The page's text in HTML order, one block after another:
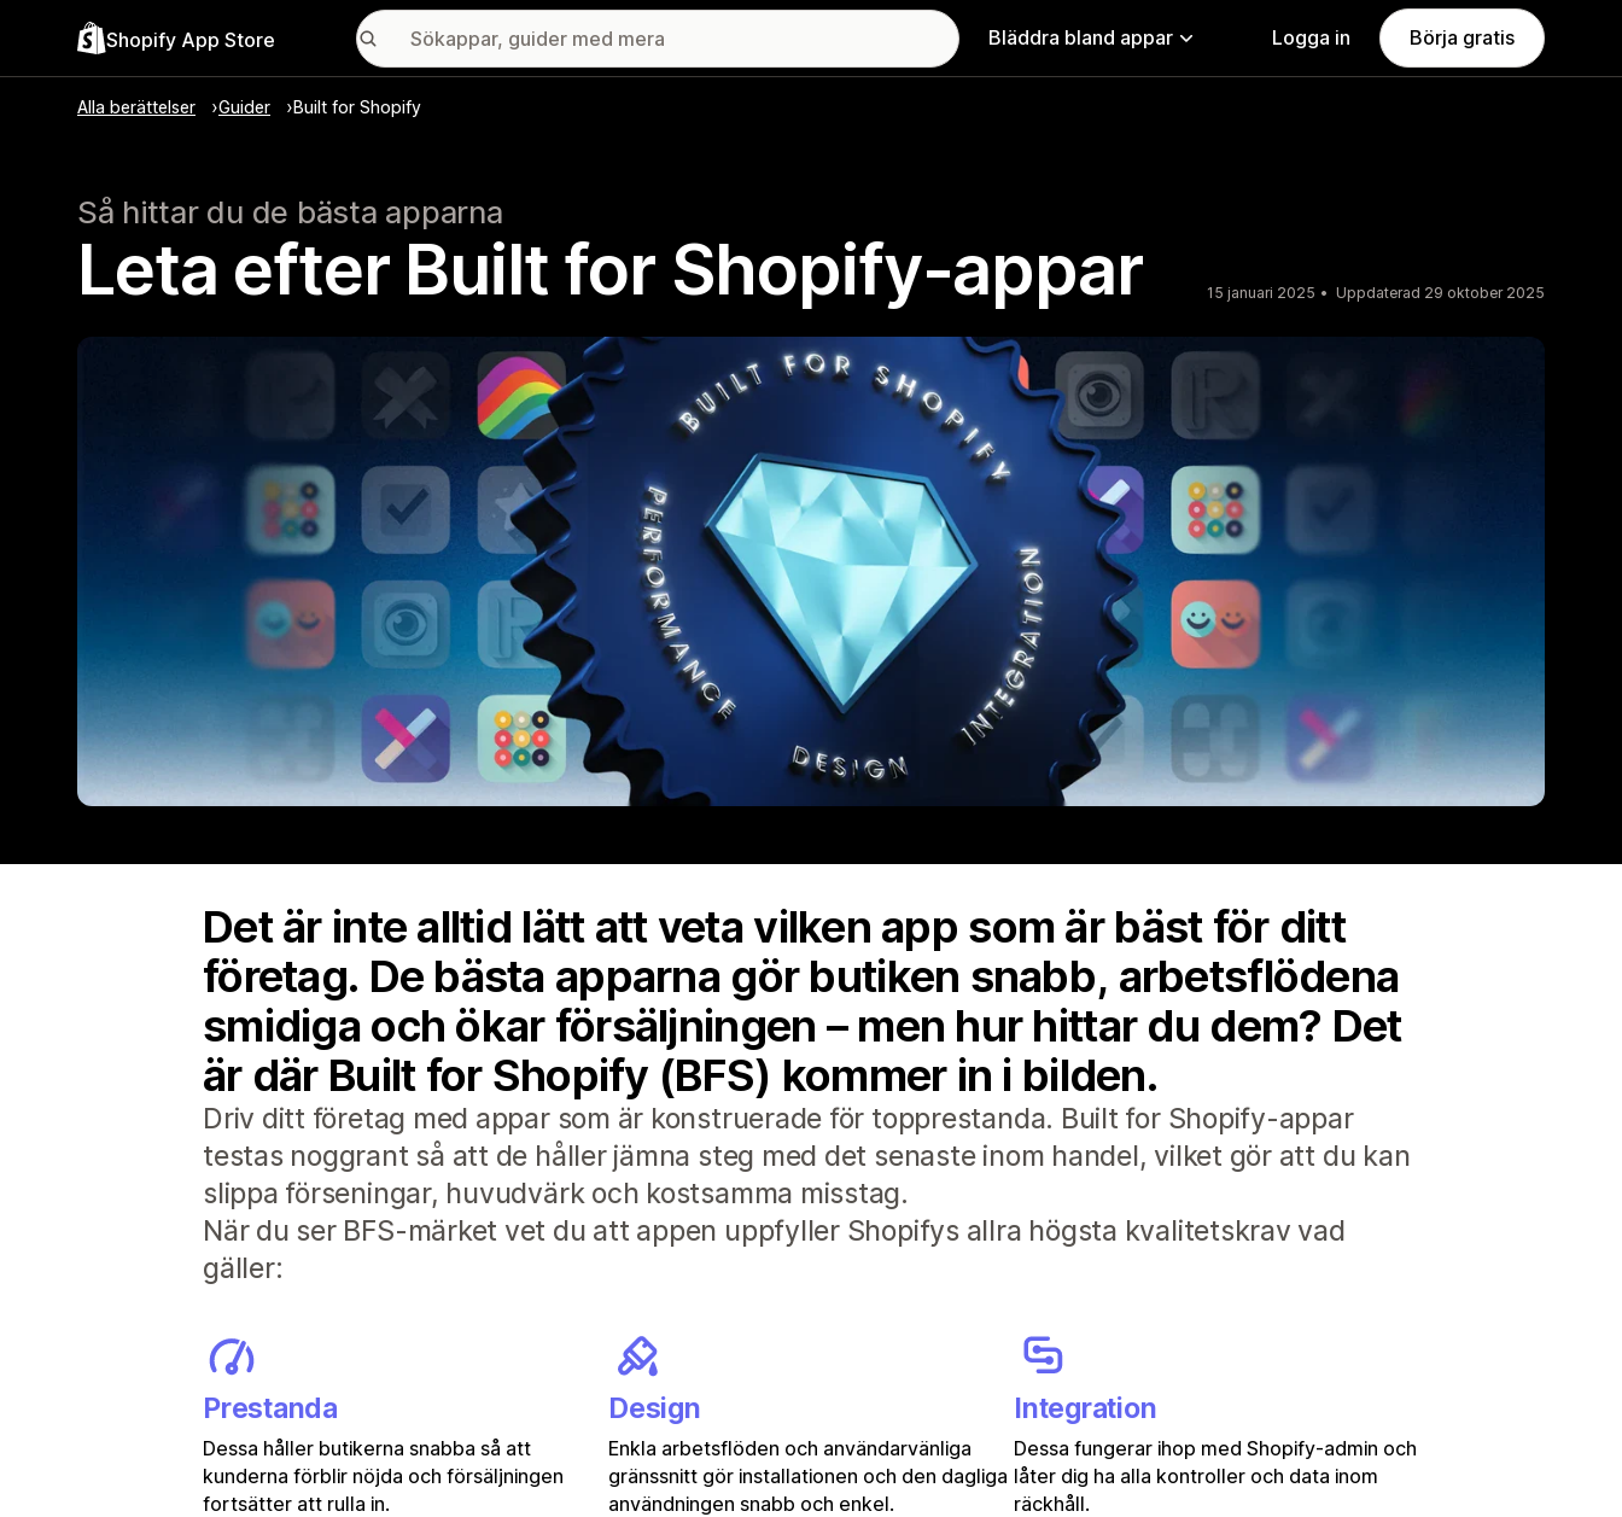
Shopify App Store Bläddra bland appar Logga in Börja gratis
Alla berättelser Guider Built for Shopify
Så hittar du de bästa apparna
Leta efter Built for Shopify-appar 15 januari 2025 Uppdaterad 29 oktober 2025
Det är inte alltid lätt att veta vilken app som är bäst för ditt
företag. De bästa apparna gör butiken snabb, arbetsflödena
smidiga och ökar försäljningen – men hur hittar du dem? Det
är där Built for Shopify (BFS) kommer in i bilden.
Driv ditt företag med appar som är konstruerade för topprestanda. Built for Shopify-appar
testas noggrant så att de håller jämna steg med det senaste inom handel, vilket gör att du kan
slippa förseningar, huvudvärk och kostsamma misstag.
När du ser BFS-märket vet du att appen uppfyller Shopifys allra högsta kvalitetskrav vad
gäller:
Prestanda
Dessa håller butikerna snabba så att
kunderna förblir nöjda och försäljningen
fortsätter att rulla in.
Design
Enkla arbetsflöden och användarvänliga
gränssnitt gör installationen och den dagliga
användningen snabb och enkel.
Integration
Dessa fungerar ihop med Shopify-admin och
låter dig ha alla kontroller och data inom
räckhåll.